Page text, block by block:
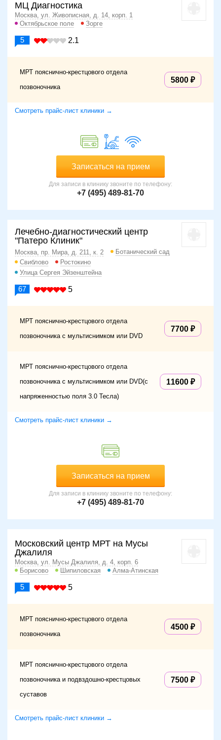
МЦ Диагностика
Москва, ул. Живописная, д. 14, корп. 1
Октябрьское поле
Зорге
5 2.1
МРТ пояснично-крестцового отдела
позвоночника
5800
Смотреть прайс-лист клиники →
Записаться на прием
Для записи в клинику звоните по телефону:
+7 (495) 489-81-70
Лечебно-диагностический центр
"Патеро Клиник"
Москва, пр. Мира, д. 211, к. 2
Ботанический сад
Свиблово
Ростокино
Улица Сергея Эйзенштейна
67 5
МРТ пояснично-крестцового отдела
позвоночника с мультиснимком или DVD
7700
МРТ пояснично-крестцового отдела
позвоночника с мультиснимком или DVD(с
напряженностью поля 3.0 Тесла)
11600
Смотреть прайс-лист клиники →
Записаться на прием
Для записи в клинику звоните по телефону:
+7 (495) 489-81-70
Московский центр МРТ на Мусы
Джалиля
Москва, ул. Мусы Джалиля, д. 4, корп. 6
Борисово
Шипиловская Алма-Атинская
5 5
МРТ пояснично-крестцового отдела
позвоночника
4500
МРТ пояснично-крестцового отдела
позвоночника и подвздошно-крестцовых
суставов
7500
Смотреть прайс-лист клиники →